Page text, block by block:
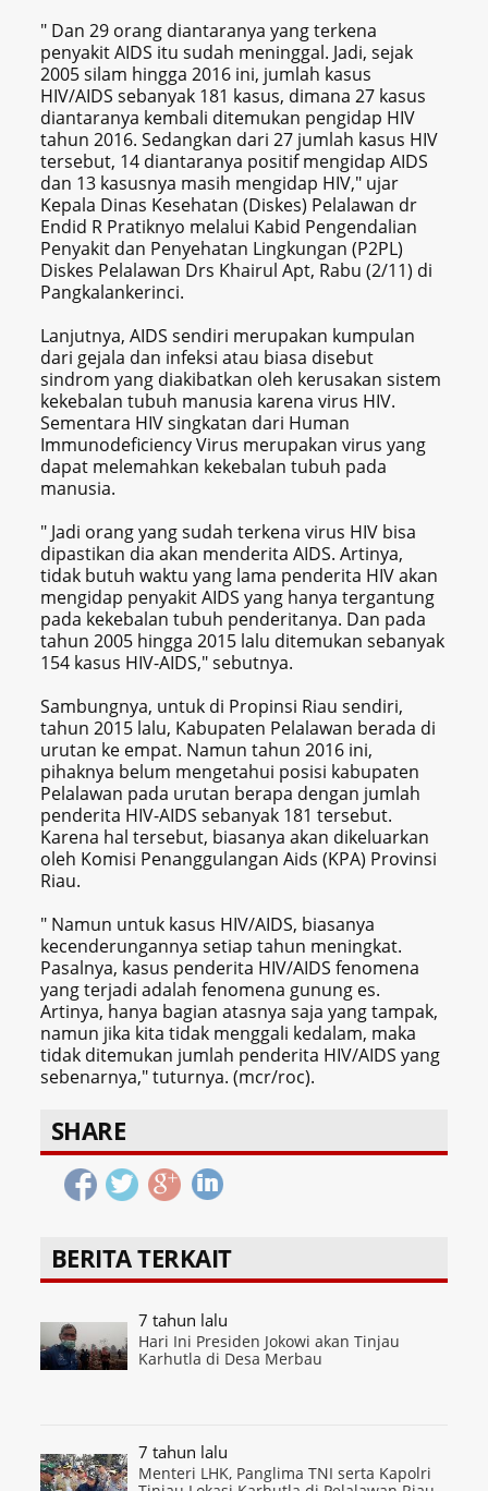
" Dan 29 orang diantaranya yang terkena
penyakit AIDS itu sudah meninggal. Jadi, sejak
2005 silam hingga 2016 ini, jumlah kasus
HIV/AIDS sebanyak 181 kasus, dimana 27 kasus
diantaranya kembali ditemukan pengidap HIV
tahun 2016. Sedangkan dari 27 jumlah kasus HIV
tersebut, 14 diantaranya positif mengidap AIDS
dan 13 kasusnya masih mengidap HIV," ujar
Kepala Dinas Kesehatan (Diskes) Pelalawan dr
Endid R Pratiknyo melalui Kabid Pengendalian
Penyakit dan Penyehatan Lingkungan (P2PL)
Diskes Pelalawan Drs Khairul Apt, Rabu (2/11) di
Pangkalankerinci.
Lanjutnya, AIDS sendiri merupakan kumpulan
dari gejala dan infeksi atau biasa disebut
sindrom yang diakibatkan oleh kerusakan sistem
kekebalan tubuh manusia karena virus HIV.
Sementara HIV singkatan dari Human
Immunodeficiency Virus merupakan virus yang
dapat melemahkan kekebalan tubuh pada
manusia.
" Jadi orang yang sudah terkena virus HIV bisa
dipastikan dia akan menderita AIDS. Artinya,
tidak butuh waktu yang lama penderita HIV akan
mengidap penyakit AIDS yang hanya tergantung
pada kekebalan tubuh penderitanya. Dan pada
tahun 2005 hingga 2015 lalu ditemukan sebanyak
154 kasus HIV-AIDS," sebutnya.
Sambungnya, untuk di Propinsi Riau sendiri,
tahun 2015 lalu, Kabupaten Pelalawan berada di
urutan ke empat. Namun tahun 2016 ini,
pihaknya belum mengetahui posisi kabupaten
Pelalawan pada urutan berapa dengan jumlah
penderita HIV-AIDS sebanyak 181 tersebut.
Karena hal tersebut, biasanya akan dikeluarkan
oleh Komisi Penanggulangan Aids (KPA) Provinsi
Riau.
" Namun untuk kasus HIV/AIDS, biasanya
kecenderungannya setiap tahun meningkat.
Pasalnya, kasus penderita HIV/AIDS fenomena
yang terjadi adalah fenomena gunung es.
Artinya, hanya bagian atasnya saja yang tampak,
namun jika kita tidak menggali kedalam, maka
tidak ditemukan jumlah penderita HIV/AIDS yang
sebenarnya," tuturnya. (mcr/roc).
SHARE
BERITA TERKAIT
7 tahun lalu
Hari Ini Presiden Jokowi akan Tinjau
Karhutla di Desa Merbau
7 tahun lalu
Menteri LHK, Panglima TNI serta Kapolri